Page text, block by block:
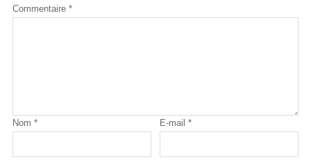
Commentaire *
Nom * E-mail*